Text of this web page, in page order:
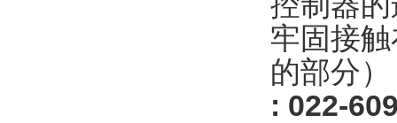
牢固接
的部分）
: 022-